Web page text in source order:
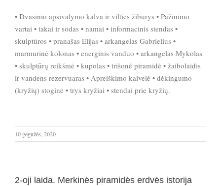
• Dvasinio apsivalymo kalva ir vilties žiburys • Pažinimo
vartai • takai ir sodas • namai • informacinis stendas •
skulptūros • pranašas Elijas • arkangelas Gabrielius •
marmurinė kolonas • energinis vanduo • arkangelas Mykolas
• skulptūrų reikšmė • kupolas • trišonė piramidė • žaibolaidis
ir vandens rezervuaras • Apreiškimo kalvelė • dėkingumo
(kryžių) stoginė • trys kryžiai • stendai prie kryžių.
10 gegužės, 2020
2-oji laida. Merkinės piramidės erdvės istorija